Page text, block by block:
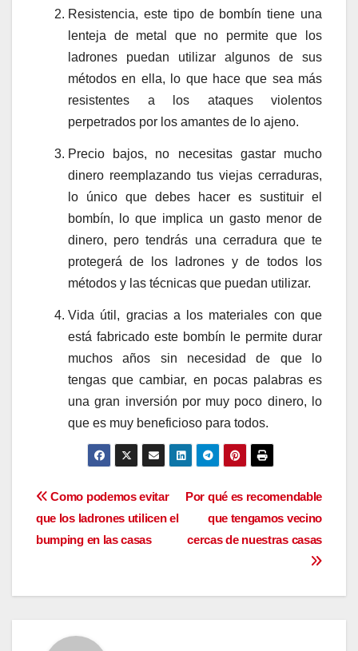
Resistencia, este tipo de bombín tiene una
lenteja de metal que no permite que los
ladrones puedan utilizar algunos de sus
métodos en ella, lo que hace que sea más
resistentes a los ataques violentos
perpetrados por los amantes de lo ajeno.
Precio bajos, no necesitas gastar mucho
dinero reemplazando tus viejas cerraduras,
lo único que debes hacer es sustituir el
bombín, lo que implica un gasto menor de
dinero, pero tendrás una cerradura que te
protegerá de los ladrones y de todos los
métodos y las técnicas que puedan utilizar.
Vida útil, gracias a los materiales con que
está fabricado este bombín le permite durar
muchos años sin necesidad de que lo
tengas que cambiar, en pocas palabras es
una gran inversión por muy poco dinero, lo
que es muy beneficioso para todos.
Navegación
de
Por qué es recomendable
que tengamos vecino
cercas de nuestras casas
Como podemos evitar
que los ladrones utilicen el
bumping en las casas